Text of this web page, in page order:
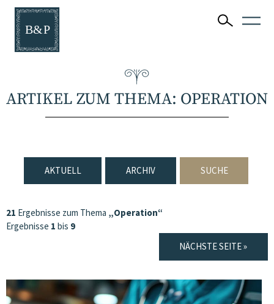
ARTIKEL ZUM THEMA: OPERATION
AKTUELL ARCHIV SUCHE
21 Ergebnisse zum Thema „Operation“
Ergebnisse 1 bis 9
NÄCHSTE SEITE »